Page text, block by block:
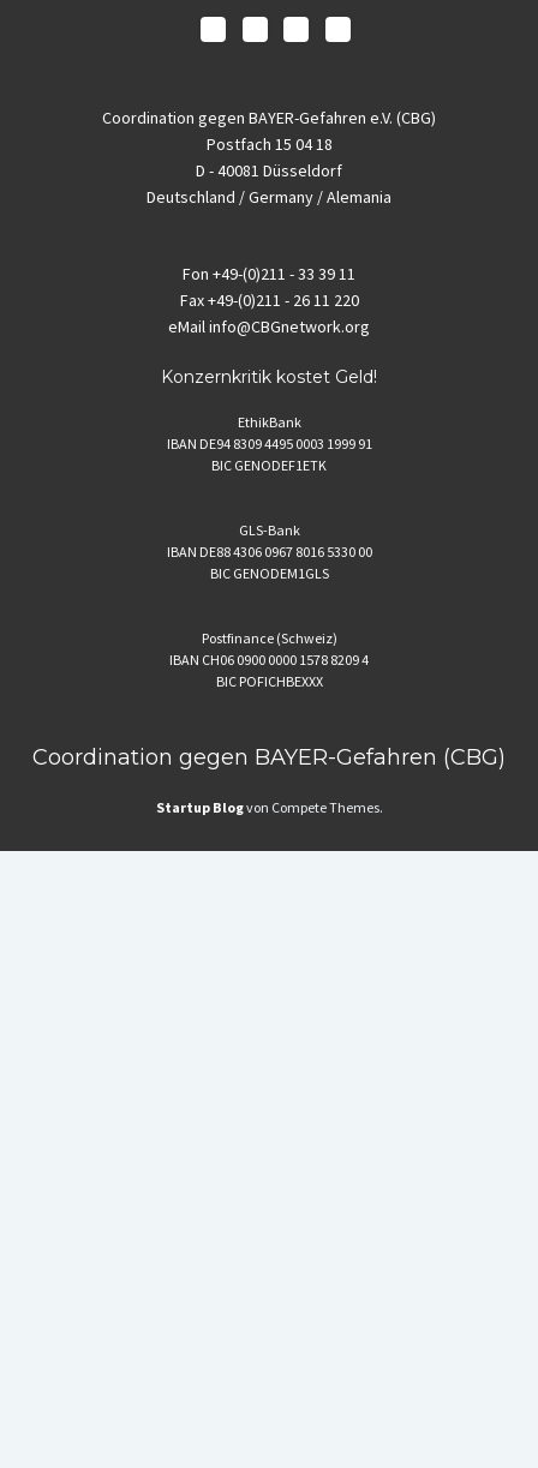
Coordination gegen BAYER-Gefahren e.V. (CBG)
Postfach 15 04 18
D - 40081 Düsseldorf
Deutschland / Germany / Alemania
Fon +49-(0)211 - 33 39 11
Fax+49-(0)211 - 26 11 220
eMailinfo@CBGnetwork.org
Konzernkritik kostet Geld!
EthikBank
IBAN DE94 8309 4495 0003 1999 91
BIC GENODEF1ETK
GLS-Bank
IBAN DE88 4306 0967 8016 5330 00
BIC GENODEM1GLS
Postfinance (Schweiz)
IBAN CH06 0900 0000 1578 8209 4
BIC POFICHBEXXX
Coordination gegen BAYER-Gefahren (CBG)
Startup Blogvon Compete Themes.